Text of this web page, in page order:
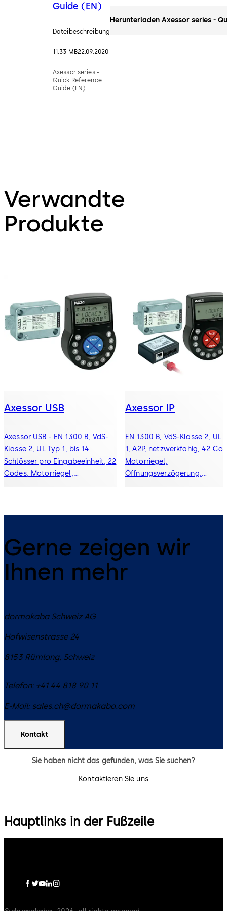
Guide (EN)
Dateibeschreibung
11.33 MB22.09.2020
Axessor series -
Quick Reference
Guide (EN)
Herunterladen Axessor series -
Verwandte
Produkte
Axessor USB
Axessor USB - EN 1300 B, VdS-
Klasse 2, UL Typ 1, bis 14
Schlösser pro Eingabeeinheit, 22
Codes, Motorriegel,
Axessor IP
EN 1300 B, VdS-Klasse 2, UL
1, A2P, netzwerkfähig, 42
Motorriegel,
Öffnungsverzögerung,
Gerne zeigen wir
Ihnen mehr
dormakaba Schweiz AG
Hofwisenstrasse 24
8153 Rümlang, Schweiz
Telefon: +41 44 818 90 11
E-Mail: sales.ch@dormakaba.com
Kontakt
Sie haben nicht das gefunden, was Sie suchen?
Kontaktieren Sie uns
Hauptlinks in der Fußzeile